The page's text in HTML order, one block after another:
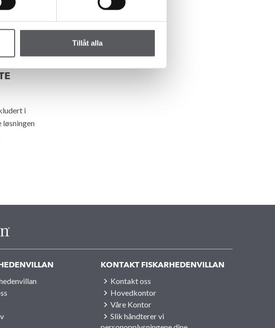
Tillåt alla
i
løsningen
KONTAKT FISKARHEDENVILLAN
Kontakt oss
Hovedkontor
Våre Kontor
Slik håndterer vi